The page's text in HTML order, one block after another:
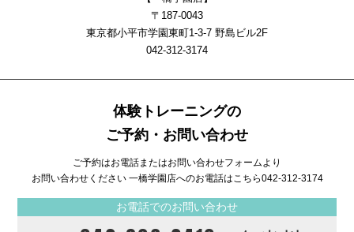
〒187-0043
東京都小平市学園東町1-3-7 野島ビル2F
042-312-3174
体験トレーニングの
ご予約・お問い合わせ
ご予約はお電話またはお問い合わせフォームより
お問い合わせください 一橋学園店へのお電話はこちら042-312-3174
お電話でのお問い合わせ